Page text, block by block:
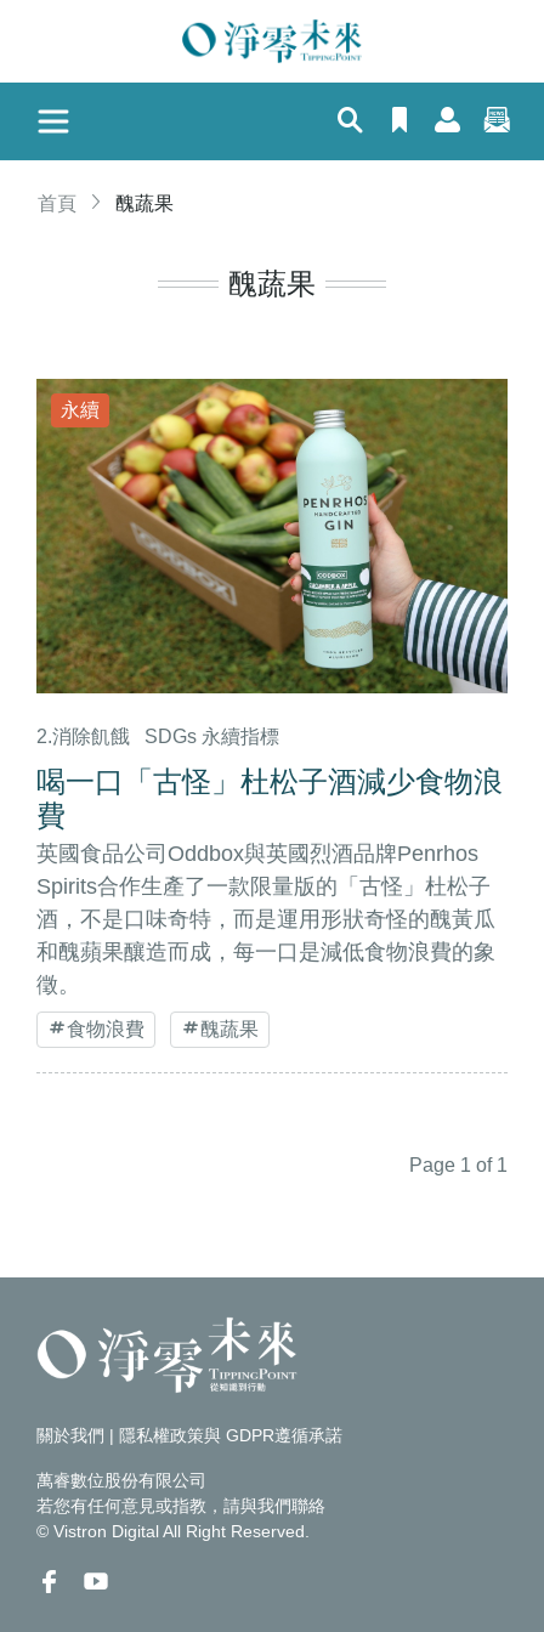
首頁 醜蔬果
醜蔬果
永續
2.消除飢餓 SDGs 永續指標
喝一口「古怪」杜松子酒減少食物浪
費
英國食品公司Oddbox與英國烈酒品牌Penrhos
Spirits合作生產了一款限量版的「古怪」杜松子
酒，不是口味奇特，而是運用形狀奇怪的醜黃瓜
和醜蘋果釀造而成，每一口是減低食物浪費的象
徵。
食物浪費 醜蔬果
Page 1 of 1
關於我們 | 隱私權政策與 GDPR遵循承諾
萬睿數位股份有限公司
若您有任何意見或指教，請與我們聯絡
© Vistron Digital All Right Reserved.